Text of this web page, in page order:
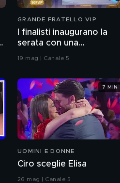
GRANDE FRATELLO VIP
I finalisti inaugurano la
serata con una
coreografia
19 mag | Canale 5
UOMINI E DONNE
Ciro sceglie Elisa
26 mag | Canale 5
7 MIN